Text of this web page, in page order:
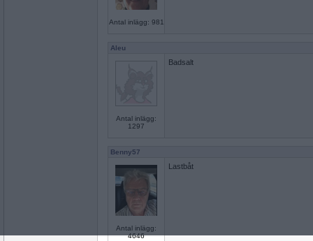
Antal inlägg: 981
Aleu
Antal inlägg:
1297
Badsalt
Benny57
Antal inlägg:
4646
Lastbåt